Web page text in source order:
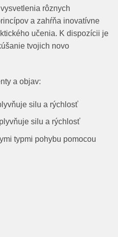
rôznych
a zahŕňa inovatívne
učenia. K dispozícii je
tvojich novo
a objav:
silu a rýchlosť
silu a rýchlosť
typmi pohybu pomocou